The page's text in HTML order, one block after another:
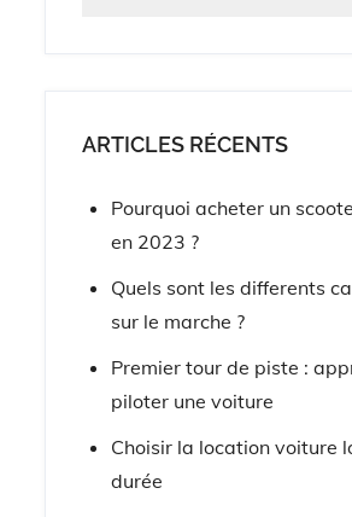
ARTICLES RÉCENTS
Pourquoi acheter un
en 2023 ?
Quels sont les differents
sur le marche ?
Premier tour de piste :
piloter une voiture
Choisir la location voiture
durée